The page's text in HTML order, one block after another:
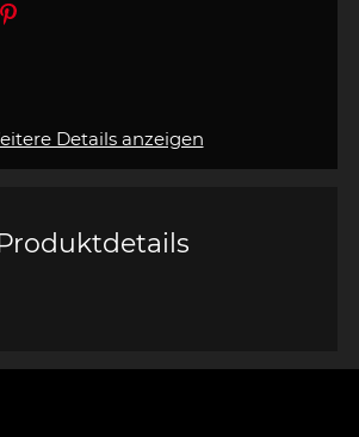
Details anzeigen